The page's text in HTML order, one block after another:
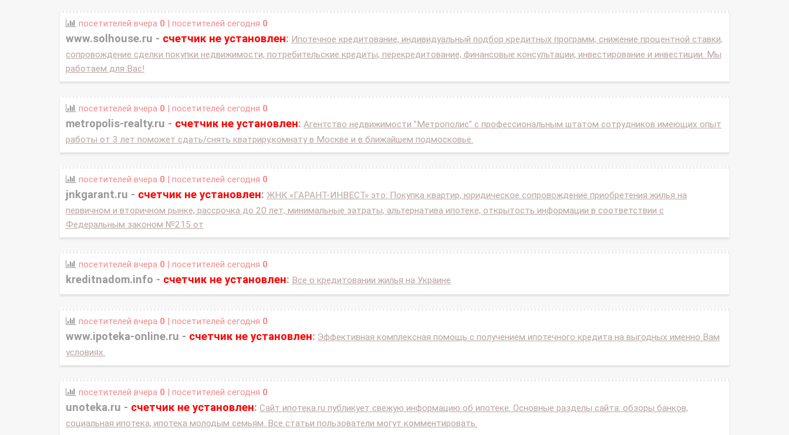
посетителей вчера 0 | посетителей сегодня 0
www.solhouse.ru - счетчик не установлен: Ипотечное кредитование, индивидуальный подбор кредитных программ, снижение процентной ставки,
сопровождение сделки покупки недвижимости, потребительские кредиты, перекредитование, финансовые консультации, инвестирование и инвестиции. Мы
работаем для Вас!
посетителей вчера 0 | посетителей сегодня 0
metropolis-realty.ru - счетчик не установлен: Агентство недвижимости "Метрополис" с профессиональным штатом сотрудников имеющих опыт
работы от 3 лет поможет сдать/снять кватриру,комнату в Москве и в ближайшем подмосковье.
посетителей вчера 0 | посетителей сегодня 0
jnkgarant.ru - счетчик не установлен: ЖНК «ГАРАНТ-ИНВЕСТ» это: Покупка квартир, юридическое сопровождение приобретения жилья на
первичном и вторичном рынке, рассрочка до 20 лет, минимальные затраты, альтернатива ипотеке, открытость информации в соответствии с
Федеральным законом №215 от
посетителей вчера 0 | посетителей сегодня 0
kreditnadom.info - счетчик не установлен: Все о кредитовании жилья на Украине
посетителей вчера 0 | посетителей сегодня 0
www.ipoteka-online.ru - счетчик не установлен: Эффективная комплексная помощь с получением ипотечного кредита на выгодных именно Вам
условиях.
посетителей вчера 0 | посетителей сегодня 0
unoteka.ru - счетчик не установлен: Сайт ипотека.ru публикует свежую информацию об ипотеке. Основные разделы сайта: обзоры банков,
социальная ипотека, ипотека молодым семьям. Все статьи пользователи могут комментировать.